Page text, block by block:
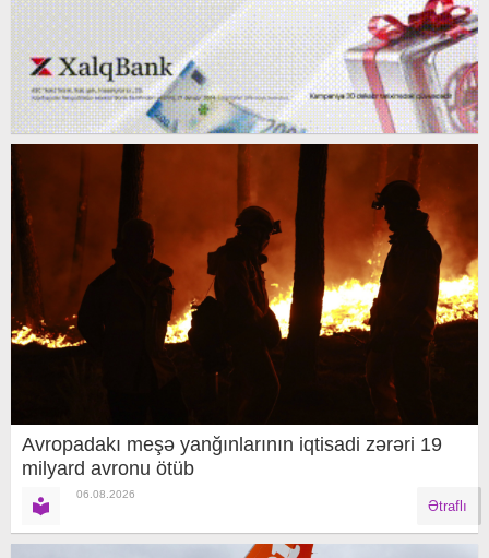
Avropadakı meşə yanğınlarının iqtisadi zərəri 19
milyard avronu ötüb
06.08.2026
Ətraflı